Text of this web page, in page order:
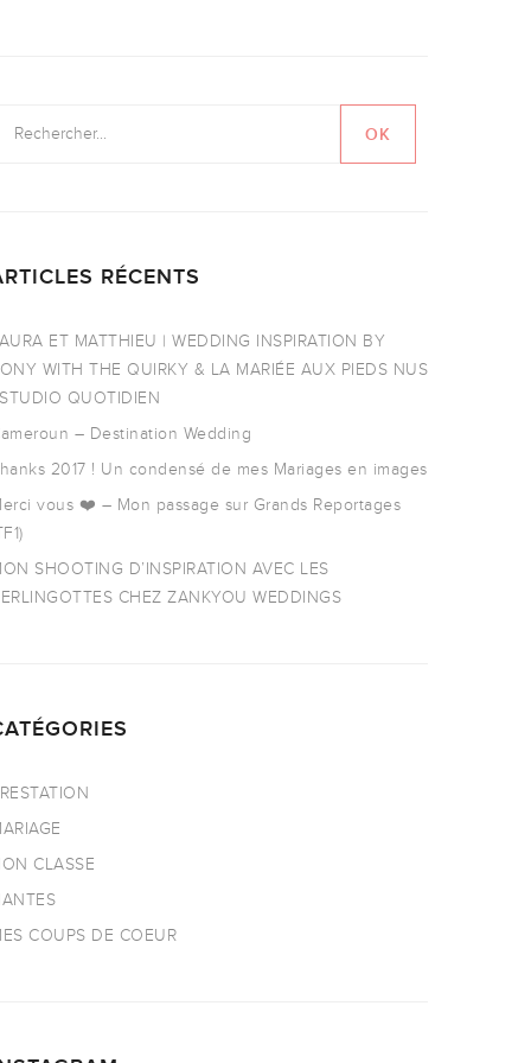
RÉCENTS
ET MATTHIEU | WEDDING INSPIRATION BY
WITH THE QUIRKY & LA MARIÉE AUX PIEDS NUS
QUOTIDIEN
– Destination Wedding
2017 ! Un condensé de mes Mariages en images
vous ❤️ – Mon passage sur Grands Reportages
SHOOTING D’INSPIRATION AVEC LES
CHEZ ZANKYOU WEDDINGS
CLASSE
COUPS DE COEUR